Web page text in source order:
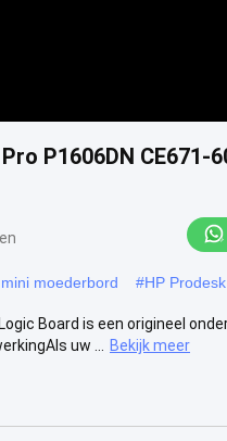
P1606DN CE671-
moederbord #HP
Board is een origineel
uw ...
Bekijk meer